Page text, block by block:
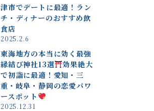
津市でデートに最適！ラン
チ・ディナーのおすすめ飲
食店
2025.2.6
東海地方の本当に効く最強
縁結び神社13選
効果絶大
で初詣に最適！愛知・三
重・岐阜・静岡の恋愛パワ
ースポット
2025.12.31